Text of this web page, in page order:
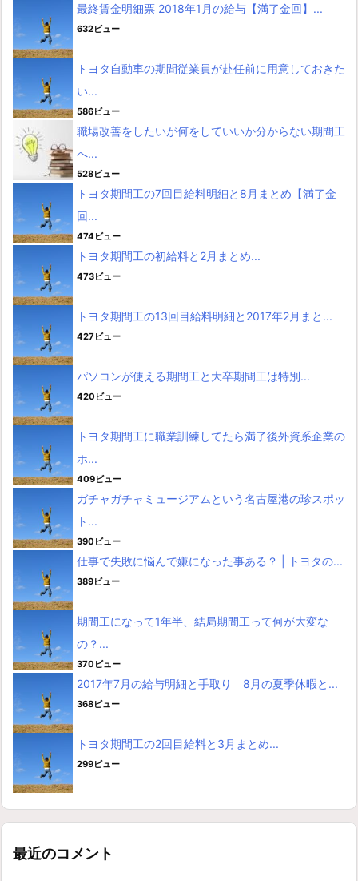
最終賃金明細票 2018年1月の給与【満了金回】...
632ビュー
トヨタ自動車の期間従業員が赴任前に用意しておきた
い...
586ビュー
職場改善をしたいが何をしていいか分からない期間工
へ...
528ビュー
トヨタ期間工の7回目給料明細と8月まとめ【満了金
回...
474ビュー
トヨタ期間工の初給料と2月まとめ...
473ビュー
トヨタ期間工の13回目給料明細と2017年2月まと...
427ビュー
パソコンが使える期間工と大卒期間工は特別...
420ビュー
トヨタ期間工に職業訓練してたら満了後外資系企業の
ホ...
409ビュー
ガチャガチャミュージアムという名古屋港の珍スポッ
ト...
390ビュー
仕事で失敗に悩んで嫌になった事ある？ | トヨタの...
389ビュー
期間工になって1年半、結局期間工って何が大変な
の？...
370ビュー
2017年7月の給与明細と手取り 8月の夏季休暇と...
368ビュー
トヨタ期間工の2回目給料と3月まとめ...
299ビュー
最近のコメント